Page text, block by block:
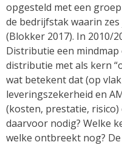
opgesteld met een
de bedrijfstak waarin
(Blokker 2017). In 2010/
Distributie een mindmap
distributie met als kern
wat betekent dat (op
leveringszekerheid en
(kosten, prestatie, risico)
daarvoor nodig? Welke
welke ontbreekt nog?